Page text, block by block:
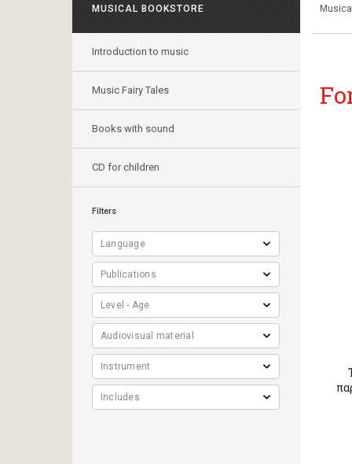
MUSICAL BOOKSTORE
Introduction to music
Music Fairy Tales
Books with sound
CD for children
Filters